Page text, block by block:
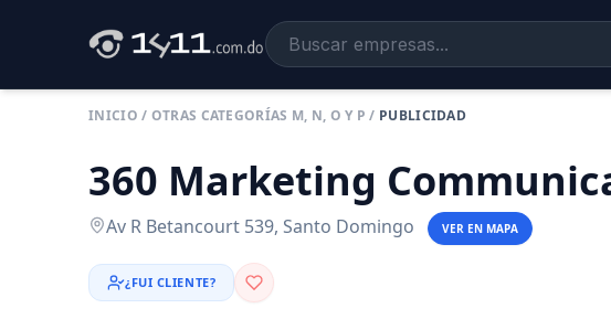
INICIO / OTRAS CATEGORÍAS M, N, O Y P / PUBLICIDAD
360 Marketing
Av R Betancourt 539, Santo Domingo VER EN MAPA
¿FUI CLIENTE?